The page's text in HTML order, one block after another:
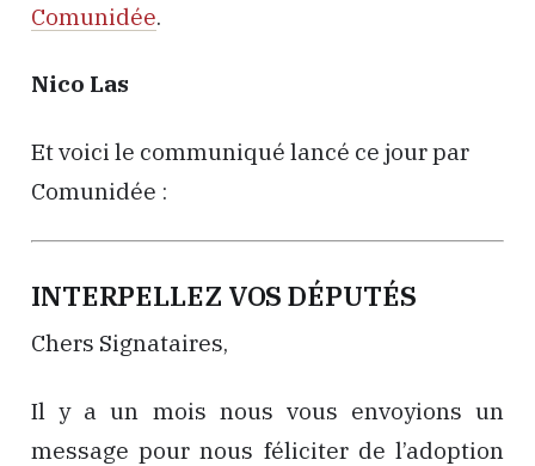
Comunidée.
Nico Las
Et voici le communiqué lancé ce jour par
Comunidée :
INTERPELLEZ VOS DÉPUTÉS
Chers Signataires,
Il y a un mois nous vous envoyions un
message pour nous féliciter de l’adoption